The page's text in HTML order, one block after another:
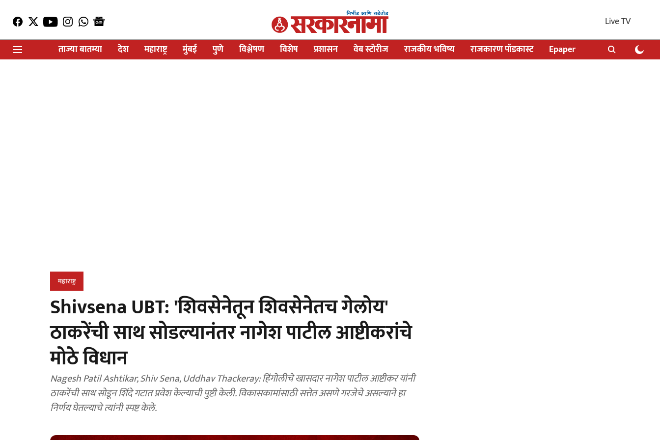
Live TV
ताज्या बातम्या
देश महाराष्ट्र मुंबई पुणे विश्लेषण विशेष प्रशासन वेब स्टोरीज राजकीय भविष्य राजकारण पॉडकास्ट Epaper
महाराष्ट्र
Shivsena UBT: 'शिवसेनेतून शिवसेनेतच गेलोय'
ठाकरेंची साथ सोडल्यानंतर नागेश पाटील आष्टीकरांचे
मोठे विधान
Nagesh Patil Ashtikar, Shiv Sena, Uddhav Thackeray: हिंगोलीचे खासदार नागेश पाटील आष्टीकर यांनी
ठाकरेंची साथ सोडून शिंदे गटात प्रवेश केल्याची पुष्टी केली. विकासकामांसाठी सत्तेत असणे गरजेचे असल्याने हा
निर्णय घेतल्याचे त्यांनी स्पष्ट केले.